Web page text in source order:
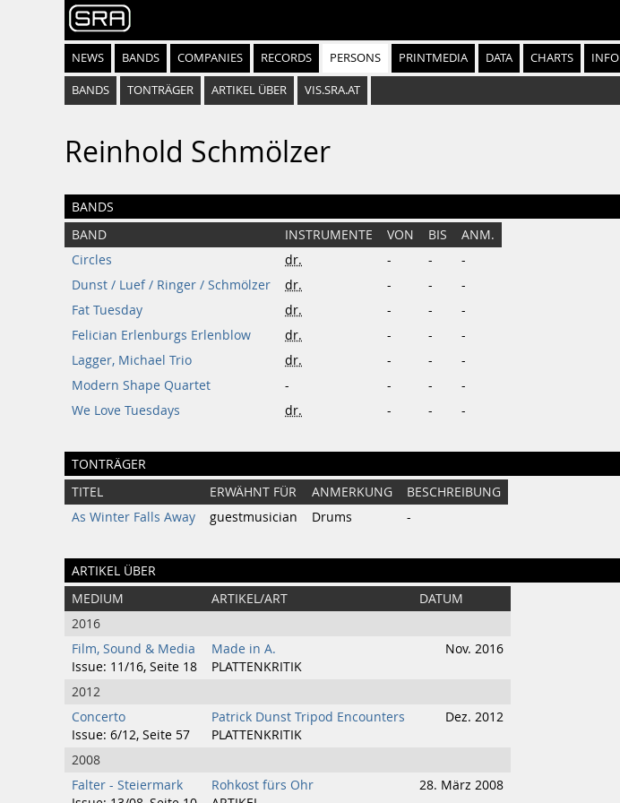
NEWS BANDS COMPANIES RECORDS PERSONS PRINTMEDIA DATA CHARTS INFO
BANDS TONTRÄGER ARTIKEL ÜBER VIS.SRA.AT
Reinhold Schmölzer
BANDS
BAND INSTRUMENTE VON BIS
ANM.
Circles
dr. - -
-
Dunst / Luef / Ringer / Schmölzer
dr. - -
-
Fat Tuesday
dr. - -
-
Felician Erlenburgs Erlenblow
dr. - -
-
Lagger, Michael Trio
dr. - -
-
Modern Shape Quartet
- - -
-
We Love Tuesdays
dr. - - -
TONTRÄGER
TITEL ERWÄHNT FÜR ANMERKUNG
BESCHREIBUNG
As Winter Falls Away
guestmusician Drums -
ARTIKEL ÜBER
MEDIUM ARTIKEL/ART
DATUM
2016
Film, Sound & Media
Issue: 11/16, Seite 18
Made in A.
PLATTENKRITIK
Nov. 2016
2012
Concerto
Issue: 6/12, Seite 57
Patrick Dunst Tripod Encounters
PLATTENKRITIK
Dez. 2012
2008
Falter - Steiermark
Rohkost fürs Ohr
28. März 2008